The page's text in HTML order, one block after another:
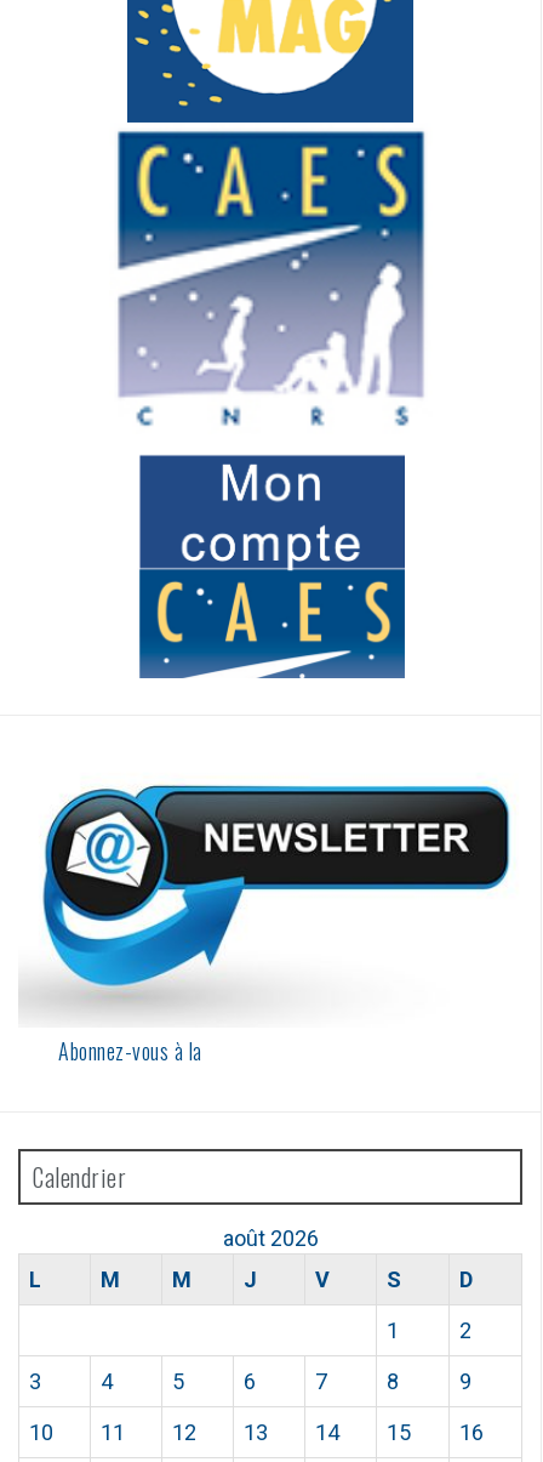
Abonnez-vous à la
Calendrier
août 2026
L
M M J V S
D
1
2
3
4 5 6 7 8
9
10
11 12 13 14 15
16